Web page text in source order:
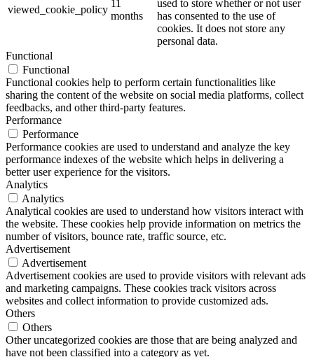
viewed_cookie_policy
11
months
used to store whether or not user
has consented to the use of
cookies. It does not store any
personal data.
Functional
Functional
Functional cookies help to perform certain functionalities like
sharing the content of the website on social media platforms, collect
feedbacks, and other third-party features.
Performance
Performance
Performance cookies are used to understand and analyze the key
performance indexes of the website which helps in delivering a
better user experience for the visitors.
Analytics
Analytics
Analytical cookies are used to understand how visitors interact with
the website. These cookies help provide information on metrics the
number of visitors, bounce rate, traffic source, etc.
Advertisement
Advertisement
Advertisement cookies are used to provide visitors with relevant ads
and marketing campaigns. These cookies track visitors across
websites and collect information to provide customized ads.
Others
Others
Other uncategorized cookies are those that are being analyzed and
have not been classified into a category as yet.